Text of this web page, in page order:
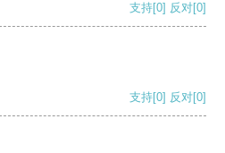
支持[0] 反对[0]
支持[0] 反对[0]